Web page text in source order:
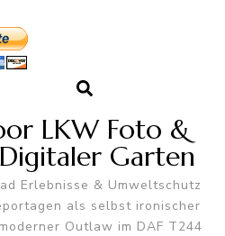
LKW Foto &
Garten
Erlebnisse & Umweltschutz
als selbst ironischer
Outlaw im DAF T244